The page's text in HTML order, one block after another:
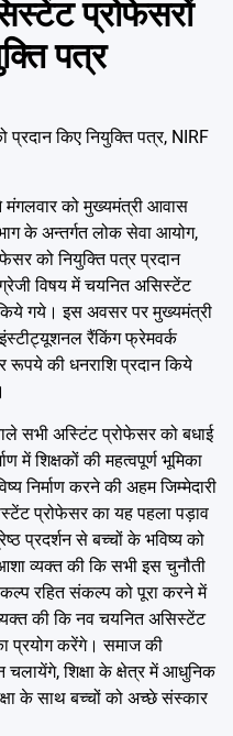
प्रोफेसरों
पत्र
किए नियुक्ति पत्र, NIRF
मंगलवार को मुख्यमंत्री आवास
के अन्तर्गत लोक सेवा आयोग,
को नियुक्ति पत्र प्रदान
विषय में चयनित असिस्टेंट
गये। इस अवसर पर मुख्यमंत्री
रैंकिंग फ्रेमवर्क
की धनराशि प्रदान किये
सभी अस्टिंट प्रोफेसर को बधाई
में शिक्षकों की महत्वपूर्ण भूमिका
निर्माण करने की अहम जिम्मेदारी
प्रोफेसर का यह पहला पड़ाव
प्रदर्शन से बच्चों के भविष्य को
व्यक्त की कि सभी इस चुनौती
रहित संकल्प को पूरा करने में
की कि नव चयनित असिस्टेंट
प्रयोग करेंगे। समाज की
शिक्षा के क्षेत्र में आधुनिक
के साथ बच्चों को अच्छे संस्कार